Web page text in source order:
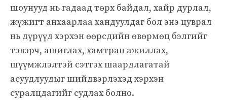
шоунууд нь гадаад төрх байдал, хайр дурлал,
жүжигт анхаарлаа хандуулдаг бол энэ цуврал
нь дүрүүд хэрхэн өөрсдийн өвөрмөц бэлгийг
тэвэрч, ашиглах, хамтран ажиллах,
шүүмжлэлтэй сэтгэх шаардлагатай
асуудлуудыг шийдвэрлэхэд хэрхэн
суралцдагийг судлах болно.